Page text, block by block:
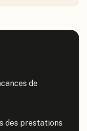
de
des prestations